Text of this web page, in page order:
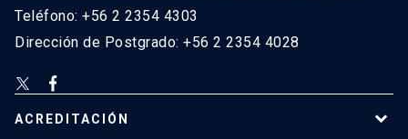
Teléfono: +56 2 2354 4303
Dirección de Postgrado: +56 2 2354 4028
ACREDITACIÓN